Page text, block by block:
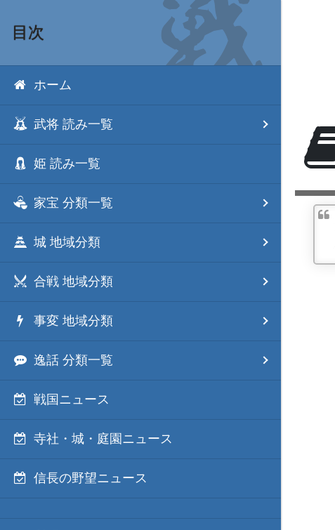
目次
ホーム
武将 読み一覧
姫 読み一覧
家宝 分類一覧
城 地域分類
合戦 地域分類
事変 地域分類
逸話 分類一覧
戦国ニュース
寺社・城・庭園ニュース
信長の野望ニュース